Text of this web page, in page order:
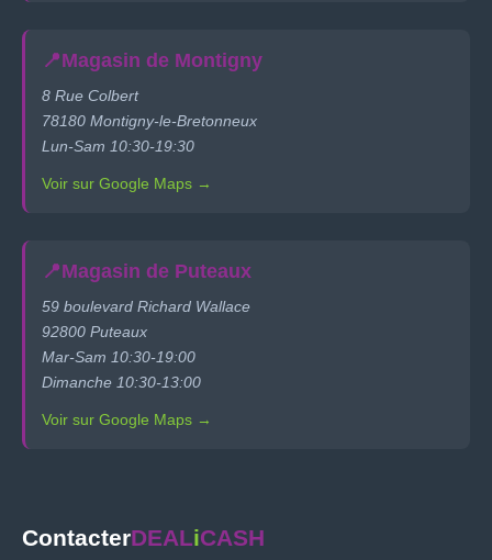
📍Magasin de Montigny
8 Rue Colbert
78180 Montigny-le-Bretonneux
Lun-Sam 10:30-19:30
Voir sur Google Maps →
📍Magasin de Puteaux
59 boulevard Richard Wallace
92800 Puteaux
Mar-Sam 10:30-19:00
Dimanche 10:30-13:00
Voir sur Google Maps →
ContacterDEALiCASH